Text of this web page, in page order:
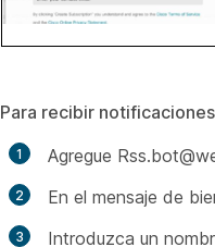
Para recibir
Agregue
En el mensaje de
Introduzca un